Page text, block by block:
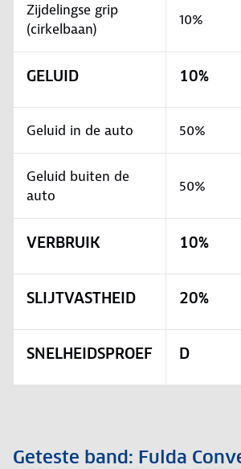
Zijdelingse grip
(cirkelbaan)
10%
GELUID 10%
Geluid in de auto 50%
Geluid buiten de
auto
50%
VERBRUIK 10%
SLIJTVASTHEID 20%
SNELHEIDSPROEF D
Geteste band: Fulda